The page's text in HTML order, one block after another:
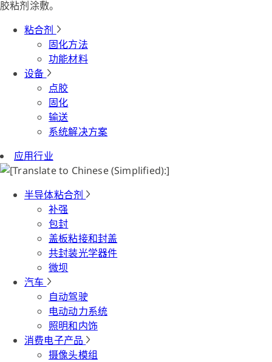
粘合剂
固化方法
功能材料
设备
点胶
固化
输送
系统解决方案
应用行业
半导体粘合剂
补强
包封
盖板粘接和封盖
共封装光学器件
微坝
汽车
自动驾驶
电动动力系统
照明和内饰
消费电子产品
摄像头模组